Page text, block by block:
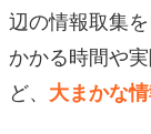
辺の情報取集
かかる時間や
ど、 大まかな